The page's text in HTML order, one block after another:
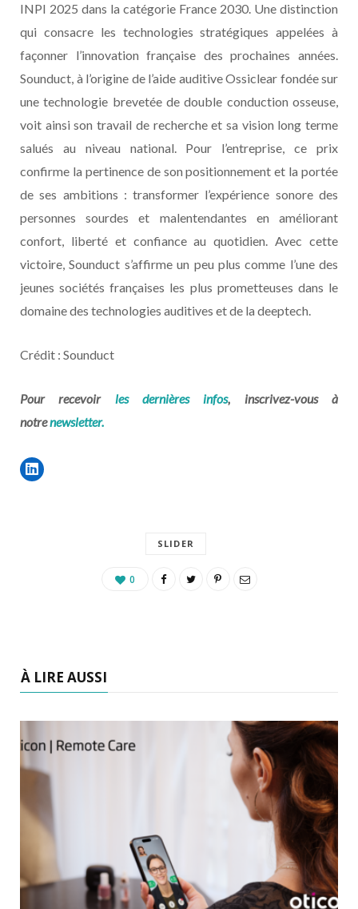
INPI 2025 dans la catégorie France 2030. Une distinction
qui consacre les technologies stratégiques appelées à
façonner l’innovation française des prochaines années.
Sounduct, à l’origine de l’aide auditive Ossiclear fondée sur
une technologie brevetée de double conduction osseuse,
voit ainsi son travail de recherche et sa vision long terme
salués au niveau national. Pour l’entreprise, ce prix
confirme la pertinence de son positionnement et la portée
de ses ambitions : transformer l’expérience sonore des
personnes sourdes et malentendantes en améliorant
confort, liberté et confiance au quotidien. Avec cette
victoire, Sounduct s’affirme un peu plus comme l’une des
jeunes sociétés françaises les plus prometteuses dans le
domaine des technologies auditives et de la deeptech.
Crédit : Sounduct
Pour recevoir les dernières infos, inscrivez-vous à
notrenewsletter.
SLIDER
0
À LIRE AUSSI